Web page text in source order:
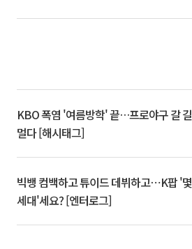
KBO 폭염 '여름방학' 끝…프로야구 갈 길
멀다 [해시태그]
빅뱅 컴백하고 튜이드 데뷔하고⋯K팝 '몇
세대'세요? [엔터로그]